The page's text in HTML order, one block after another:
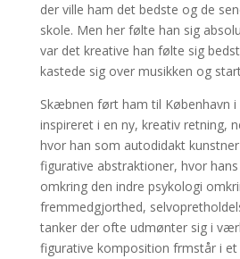
der ville ham det bedste og de
skole. Men her følte han sig
var det kreative han følte sig
kastede sig over musikken og
Skæbnen ført ham til København i
inspireret i en ny, kreativ retning,
hvor han som autodidakt
figurative abstraktioner, hvor
omkring den indre psykologi
fremmedgjorthed,
tanker der ofte udmønter sig i
figurative komposition frmstår i